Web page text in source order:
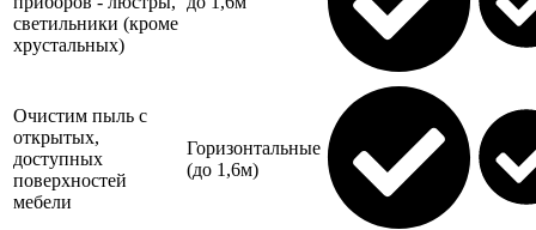
светильники (кроме
хрустальных)
Очистим пыль с
открытых,
доступных
поверхностей
мебели
Горизонтальные
(до 1,6м)